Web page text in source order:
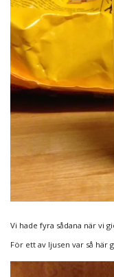
Vi hade fyra sådana när vi
För ett av ljusen var så här